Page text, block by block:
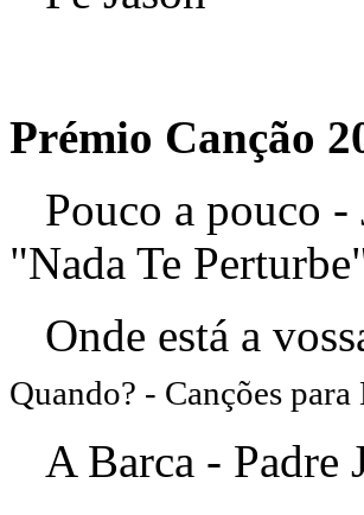
Prémio Canção
Pouco a pouco -
"Nada Te
Onde está a
Quando? - Canções
A Barca - Padre